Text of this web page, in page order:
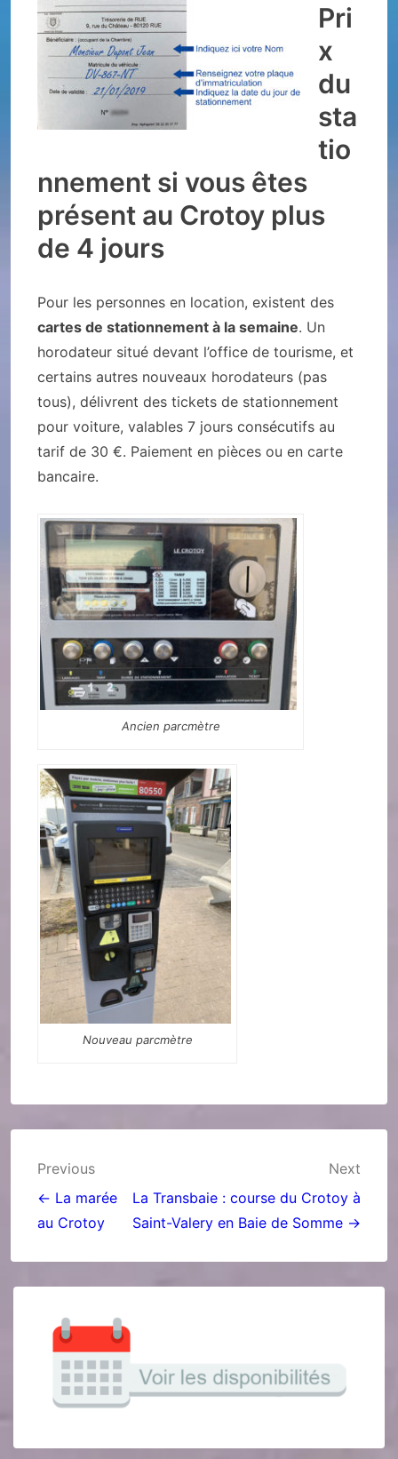
Pri
x
du
sta
tio
nnement si vous êtes
présent au Crotoy plus
de 4 jours
Pour les personnes en location, existent des
cartes de stationnement à la semaine. Un
horodateur situé devant l’office de tourisme, et
certains autres nouveaux horodateurs (pas
tous), délivrent des tickets de stationnement
pour voiture, valables 7 jours consécutifs au
tarif de 30 €. Paiement en pièces ou en carte
bancaire.
Ancien parcmètre
Nouveau parcmètre
Navigation
de
l’article
Previous
← La marée
au Crotoy
Next
La Transbaie : course du Crotoy à
Saint-Valery en Baie de Somme →